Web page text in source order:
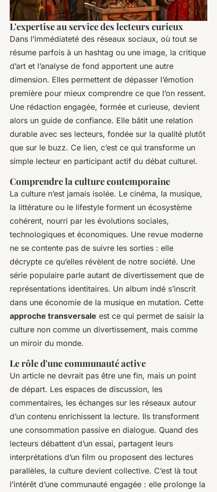
L'expertise au service des lecteurs curieux
Dans l’immédiateté des réseaux sociaux, où tout se
résume parfois à un hashtag ou une image, la critique
d’art et l’analyse de fond apportent une autre
dimension. Elles permettent de dépasser l’émotion
première pour mieux comprendre ce que l’on ressent.
Une rédaction engagée, formée et curieuse, devient
alors un guide de confiance. Elle bâtit une relation
durable avec ses lecteurs, fondée sur la qualité plutôt
que sur le buzz. Ce lien, c’est ce qui transforme un
simple lecteur en participant actif du débat culturel.
Comprendre la culture contemporaine
La culture n’est jamais isolée. Le cinéma, la musique,
la littérature ou le lifestyle forment un écosystème
cohérent, nourri par les évolutions sociales,
technologiques et économiques. Une revue moderne
ne se contente pas de suivre les sorties : elle
décrypte ce qu’elles révèlent de notre société. Une
série populaire parle autant de divertissement que de
représentations identitaires. Un album indé s’inscrit
dans une économie de la musique en mutation. Cette
approche transversale est ce qui permet de saisir la
culture non comme un divertissement, mais comme
un miroir du monde.
Le rôle d'une communauté active
Un article ne devrait pas être une fin, mais un point
de départ. Les espaces de discussion, les
commentaires, les échanges sur les réseaux autour
d’un contenu enrichissent la lecture. Ils transforment
une consommation passive en dialogue. Quand des
lecteurs débattent d’un essai, partagent leurs
interprétations d’un film ou proposent des lectures
parallèles, la culture devient collective. C’est là tout
l’intérêt d’une communauté engagée : elle prolonge la